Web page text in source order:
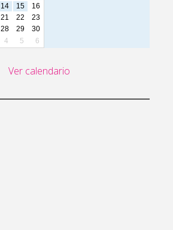
14 15
16
21 22
23
28 29
30
4 5 6
Ver calendario